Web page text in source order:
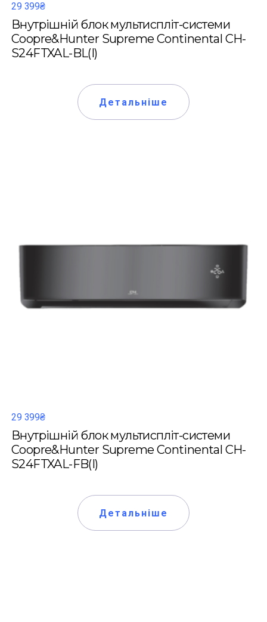
29 399₴
Внутрішній блок мультиспліт-системи
Coopre&Hunter Supreme Continental CH-
S24FTXAL-BL(I)
Детальніше
29 399₴
Внутрішній блок мультиспліт-системи
Coopre&Hunter Supreme Continental CH-
S24FTXAL-FB(I)
Детальніше